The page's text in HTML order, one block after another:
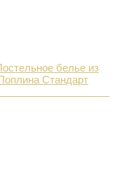
белье из
Стандарт